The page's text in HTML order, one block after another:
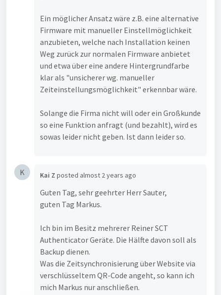
Ein möglicher Ansatz wäre z.B. eine alternative
Firmware mit manueller Einstellmöglichkeit
anzubieten, welche nach Installation keinen
Weg zurück zur normalen Firmware anbietet
und etwa über eine andere Hintergrundfarbe
klar als "unsicherer wg. manueller
Zeiteinstellungsmöglichkeit" erkennbar wäre.
Solange die Firma nicht will oder ein Großkunde
so eine Funktion anfragt (und bezahlt), wird es
sowas leider nicht geben. Ist dann leider so.
K Kai Z posted almost 2 years ago
Guten Tag, sehr geehrter Herr Sauter,
guten Tag Markus.
Ich bin im Besitz mehrerer Reiner SCT
Authenticator Geräte. Die Hälfte davon soll als
Backup dienen.
Was die Zeitsynchronisierung über Website via
verschlüsseltem QR-Code angeht, so kann ich
mich Markus nur anschließen.